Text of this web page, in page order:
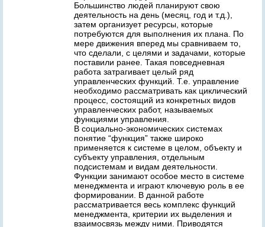
Большинство людей планируют свою
деятельность на день (месяц, год и т.д.),
затем организует ресурсы, которые
потребуются для выполнения их плана. По
мере движения вперед мы сравниваем то,
что сделали, с целями и задачами, которые
поставили ранее. Такая повседневная
работа затрагивает целый ряд
управленческих функций. Т.е. управление
необходимо рассматривать как циклический
процесс, состоящий из конкретных видов
управленческих работ, называемых
функциями управления.
В социально-экономических системах
понятие “функция” также широко
применяется к системе в целом, объекту и
субъекту управления, отдельным
подсистемам и видам деятельности.
Функции занимают особое место в системе
менеджмента и играют ключевую роль в ее
формировании. В данной работе
рассматривается весь комплекс функций
менеджмента, критерии их выделения и
взаимосвязь между ними. Приводятся